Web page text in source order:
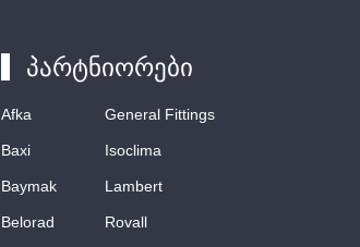
პარტნიორები
Afka
Baxi
Baymak
Belorad
General Fittings
Isoclima
Lambert
Rovall